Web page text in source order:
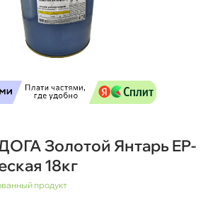
Золотой Янтарь EP-
18к
продукт